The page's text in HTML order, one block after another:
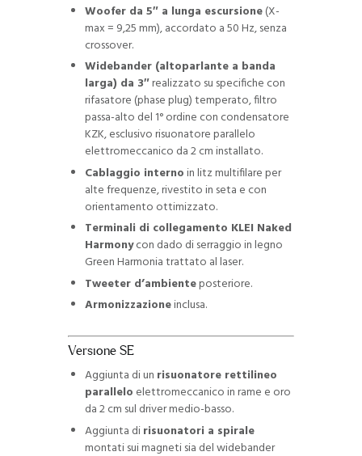
Woofer da 5″ a lunga escursione(X-
max = 9,25 mm), accordato a 50 Hz, senza
crossover.
Widebander (altoparlante a banda
larga) da 3″realizzato su specifiche con
rifasatore (phase plug) temperato, filtro
passa-alto del 1° ordine con condensatore
KZK, esclusivo risuonatore parallelo
elettromeccanico da 2 cm installato.
Cablaggio internoin litz multifilare per
alte frequenze, rivestito in seta e con
orientamento ottimizzato.
Terminali di collegamento KLEI Naked
Harmonycon dado di serraggio in legno
Green Harmonia trattato al laser.
Tweeter d’ambienteposteriore.
Armonizzazioneinclusa.
Versione SE
Aggiunta di un risuonatore rettilineo
parallelo elettromeccanico in rame e oro
da 2 cm sul driver medio-basso.
Aggiunta dirisuonatori a spirale
montati sui magneti sia del widebander